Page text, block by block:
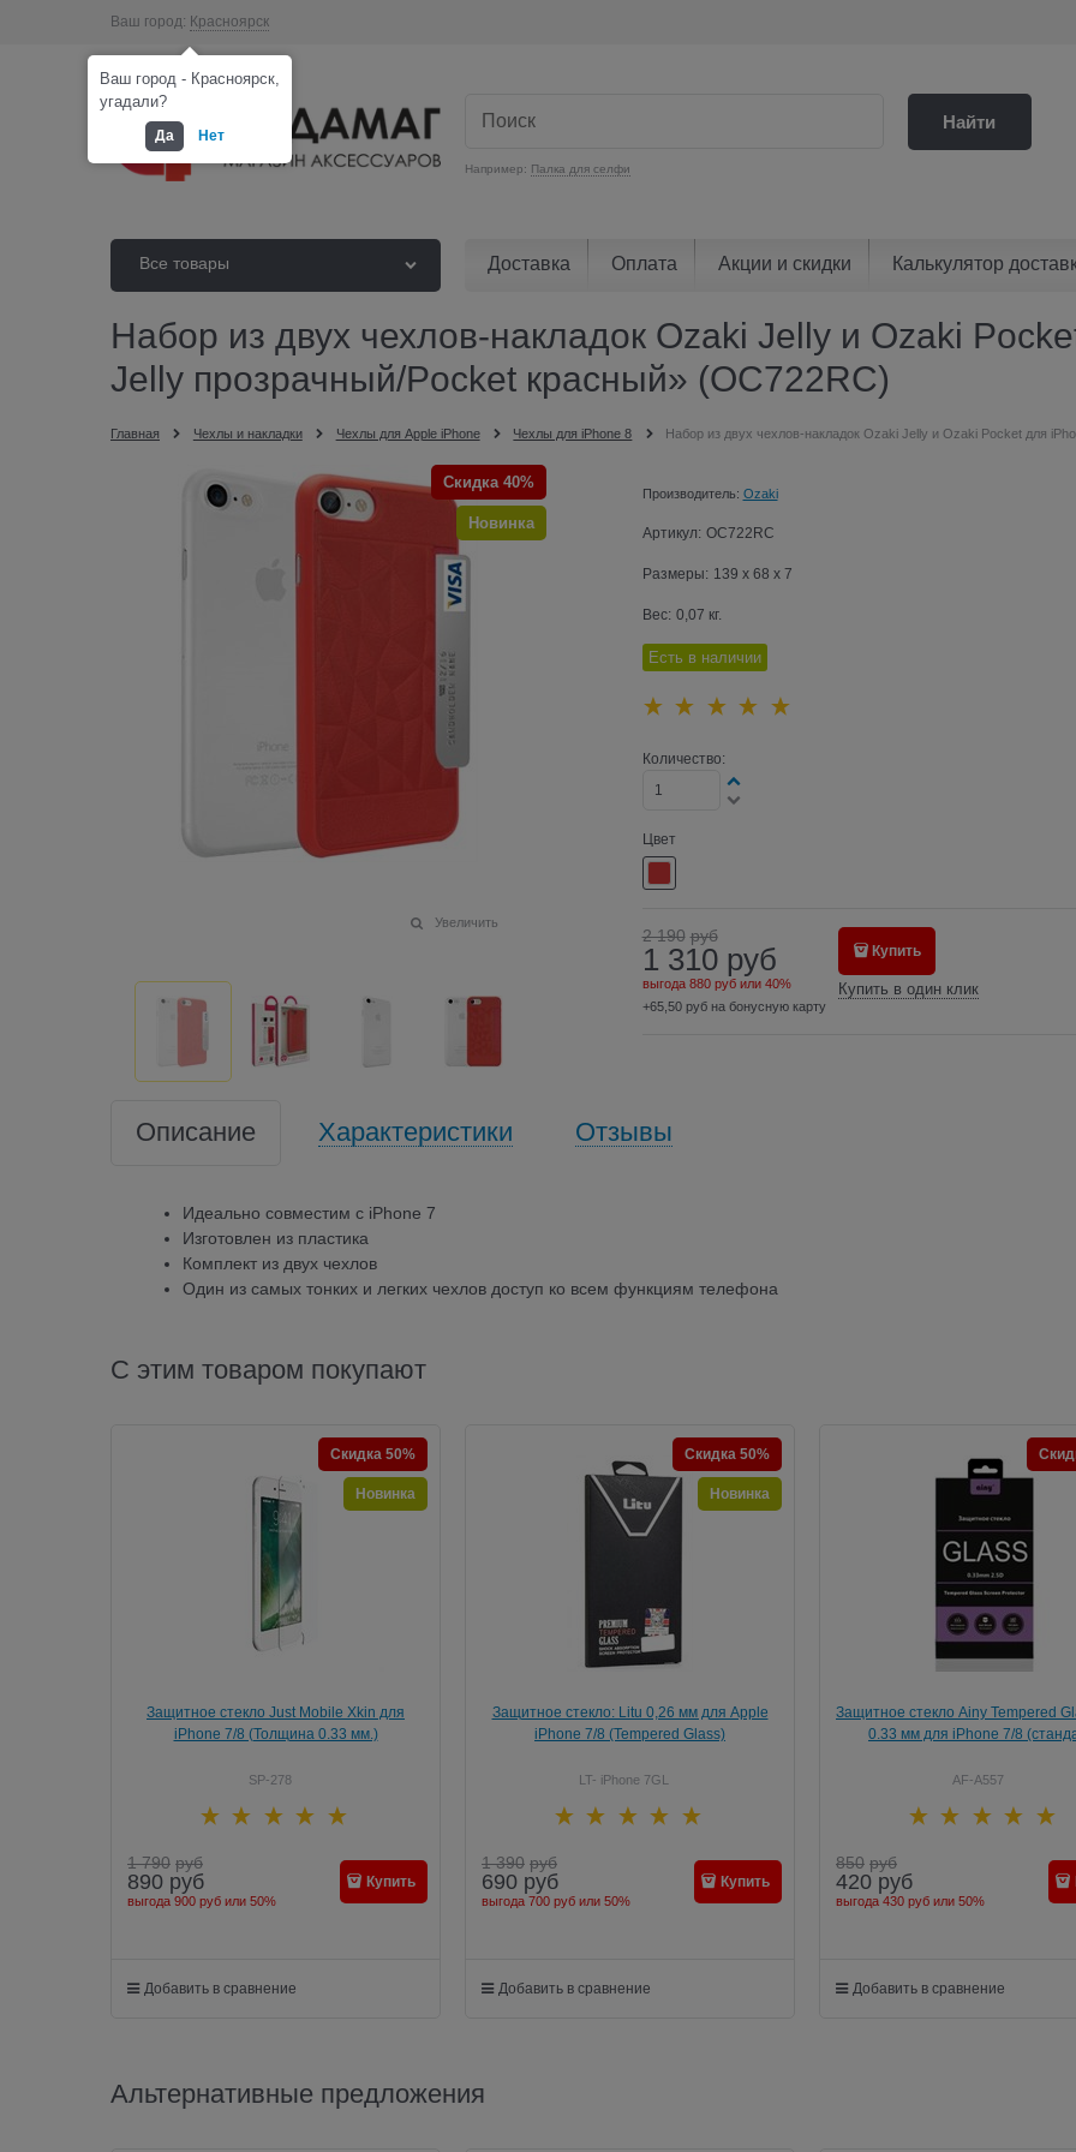
Ваш город: Красноярск
Например: Палка для селфи
Найти
Все товары Доставка Оплата Акции и скидки Калькулятор
Набор из двух чехлов-накладок Ozaki Jelly и Ozaki
Jelly прозрачный/Pocket красный» (OC722RC)
Главная Чехлы и накладки Чехлы для Apple iPhone Чехлы для iPhone 8 Набор из двух чехлов-накладок Ozaki Jelly и Ozaki Pocket для
Скидка 40%
Новинка
Увеличить
Производитель: Ozaki
Артикул: OC722RC
Размеры: 139 x 68 x 7
Вес: 0,07 кг.
Есть в наличии
Количество:
Цвет
2 190 руб
1 310 руб
выгода 880 рубили 40%
+65,50 руб на бонусную карту
Купить
Купить в один клик
Описание Характеристики Отзывы
Идеально совместим с iPhone 7
Изготовлен из пластика
Комплект из двух чехлов
Один из самых тонких и легких чехлов доступ ко всем функциям телефона
С этим товаром покупают
Защитное стекло Just Mobile Xkin для
iPhone 7/8 (Толщина 0.33 мм.)
SP-278
Скидка 50%
Новинка
1 790 руб
890 руб
выгода 900 руб или 50%
Купить
Добавить в сравнение
Защитное стекло: Litu 0,26 мм для Apple
iPhone 7/8 (Tempered Glass)
LT- iPhone 7GL
Скидка 50%
Новинка
1 390 руб
690 руб
выгода 700 руб или 50%
Купить
Добавить в сравнение
Защитное стекло Ainy Tempered
0.33 мм для iPhone 7/8
AF-A557
850 руб
420 руб
выгода 430 руб или 50%
Добавить в сравнение
Альтернативные предложения
Ваш город - Красноярск,
угадали?
Да Нет